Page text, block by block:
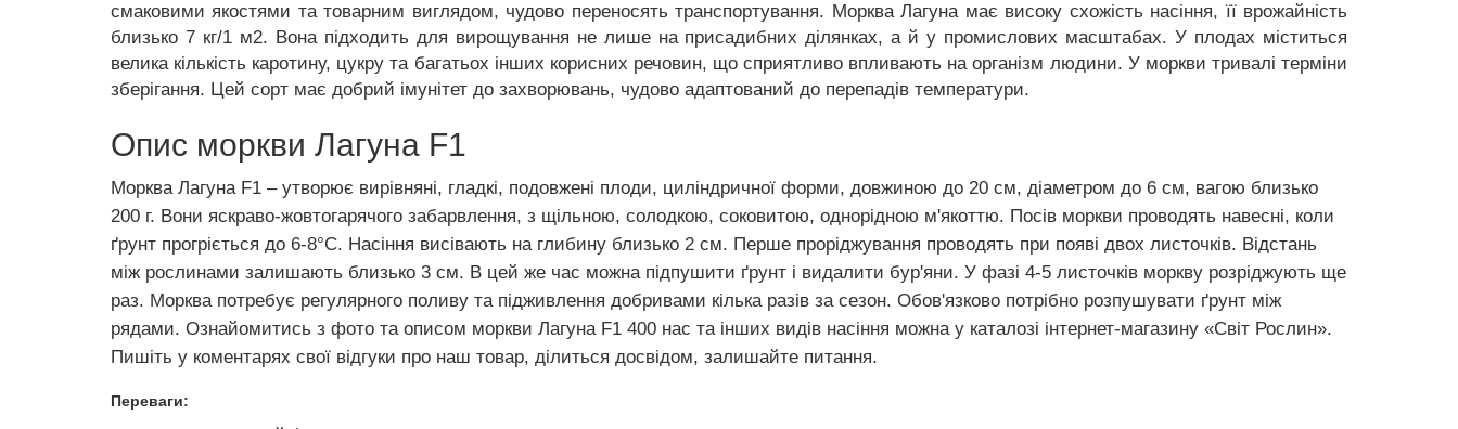
смаковими якостями та товарним виглядом, чудово переносять транспортування. Морква Лагуна має високу схожість насіння, її врожайність
близько 7 кг/1 м2. Вона підходить для вирощування не лише на присадибних ділянках, а й у промислових масштабах. У плодах міститься
велика кількість каротину, цукру та багатьох інших корисних речовин, що сприятливо впливають на організм людини. У моркви тривалі терміни
зберігання. Цей сорт має добрий імунітет до захворювань, чудово адаптований до перепадів температури.
Опис моркви Лагуна F1
Морква Лагуна F1 – утворює вирівняні, гладкі, подовжені плоди, циліндричної форми, довжиною до 20 см, діаметром до 6 см, вагою близько
200 г. Вони яскраво-жовтогарячого забарвлення, з щільною, солодкою, соковитою, однорідною м'якоттю. Посів моркви проводять навесні, коли
ґрунт прогріється до 6-8°С. Насіння висівають на глибину близько 2 см. Перше проріджування проводять при появі двох листочків. Відстань
між рослинами залишають близько 3 см. В цей же час можна підпушити ґрунт і видалити бур'яни. У фазі 4-5 листочків моркву розріджують ще
раз. Морква потребує регулярного поливу та підживлення добривами кілька разів за сезон. Обов'язково потрібно розпушувати ґрунт між
рядами. Ознайомитись з фото та описом моркви Лагуна F1 400 нас та інших видів насіння можна у каталозі інтернет-магазину «Світ Рослин».
Пишіть у коментарях свої відгуки про наш товар, ділиться досвідом, залишайте питання.
Переваги: